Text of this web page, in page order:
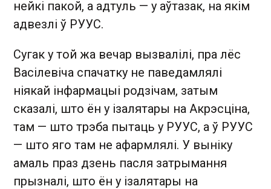
нейкі пакой, а адтуль — у аўтазак, на якім
адвезлі ў РУУС.
Сугак у той жа вечар вызвалілі, пра лёс
Васілевіча спачатку не паведамлялі
ніякай інфармацыі родзічам, затым
сказалі, што ён у ізалятары на Акрэсціна,
там — што трэба пытаць у РУУС, а ў РУУС
— што яго там не афармлялі. У выніку
амаль праз дзень пасля затрымання
прызналі, што ён у ізалятары на